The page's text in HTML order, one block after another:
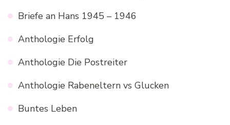
Briefe an Hans 1945 – 1946
Anthologie Erfolg
Anthologie Die Postreiter
Anthologie Rabeneltern vs Glucken
Buntes Leben